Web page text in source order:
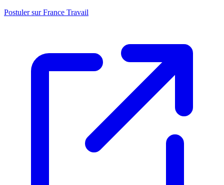
Postuler sur France Travail